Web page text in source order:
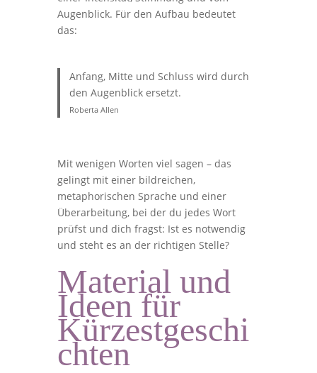
Augenblick. Für den Aufbau bedeutet
das:
Anfang, Mitte und Schluss wird durch
den Augenblick ersetzt.
Roberta Allen
Mit wenigen Worten viel sagen – das
gelingt mit einer bildreichen,
metaphorischen Sprache und einer
Überarbeitung, bei der du jedes Wort
prüfst und dich fragst: Ist es notwendig
und steht es an der richtigen Stelle?
Material und
Ideen für
Kürzestgeschi
chten